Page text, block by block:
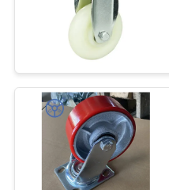
Bánh y tế